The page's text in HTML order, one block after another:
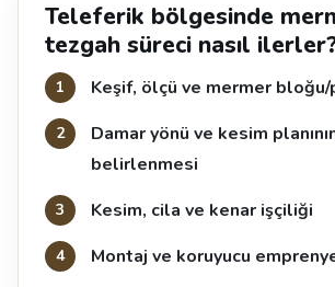
Teleferik bölgesinde
tezgah süreci nasıl
Keşif, ölçü ve mermer
Damar yönü ve kesim
belirlenmesi
Kesim, cila ve kenar işçiliği
Montaj ve koruyucu